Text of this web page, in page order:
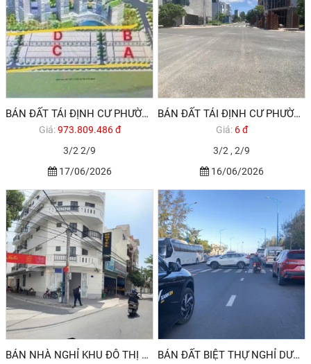
BÁN ĐẤT TÁI ĐỊNH CƯ PHƯỜNG 10 VŨNG TÀU KHU CHÍ LINH
Giá:973.809.486 đ
3/2 2/9
17/06/2026
BÁN ĐẤT TÁI ĐỊNH CƯ PHƯỜNG 10 VŨNG TÀU , GIÁ NGỘP
Giá: 6 đ
3/2 , 2/9
16/06/2026
BÁN NHÀ NGHỈ KHU ĐÔ THỊ CHÍ LINH VŨNG TÀU CĂN GÓC 2MT BÁN ĐẤT BIỆT THỰ NGHỈ DƯỠNG VŨNG TÀU BÃI BIỂN LONG CUNG PHƯỜNG 10